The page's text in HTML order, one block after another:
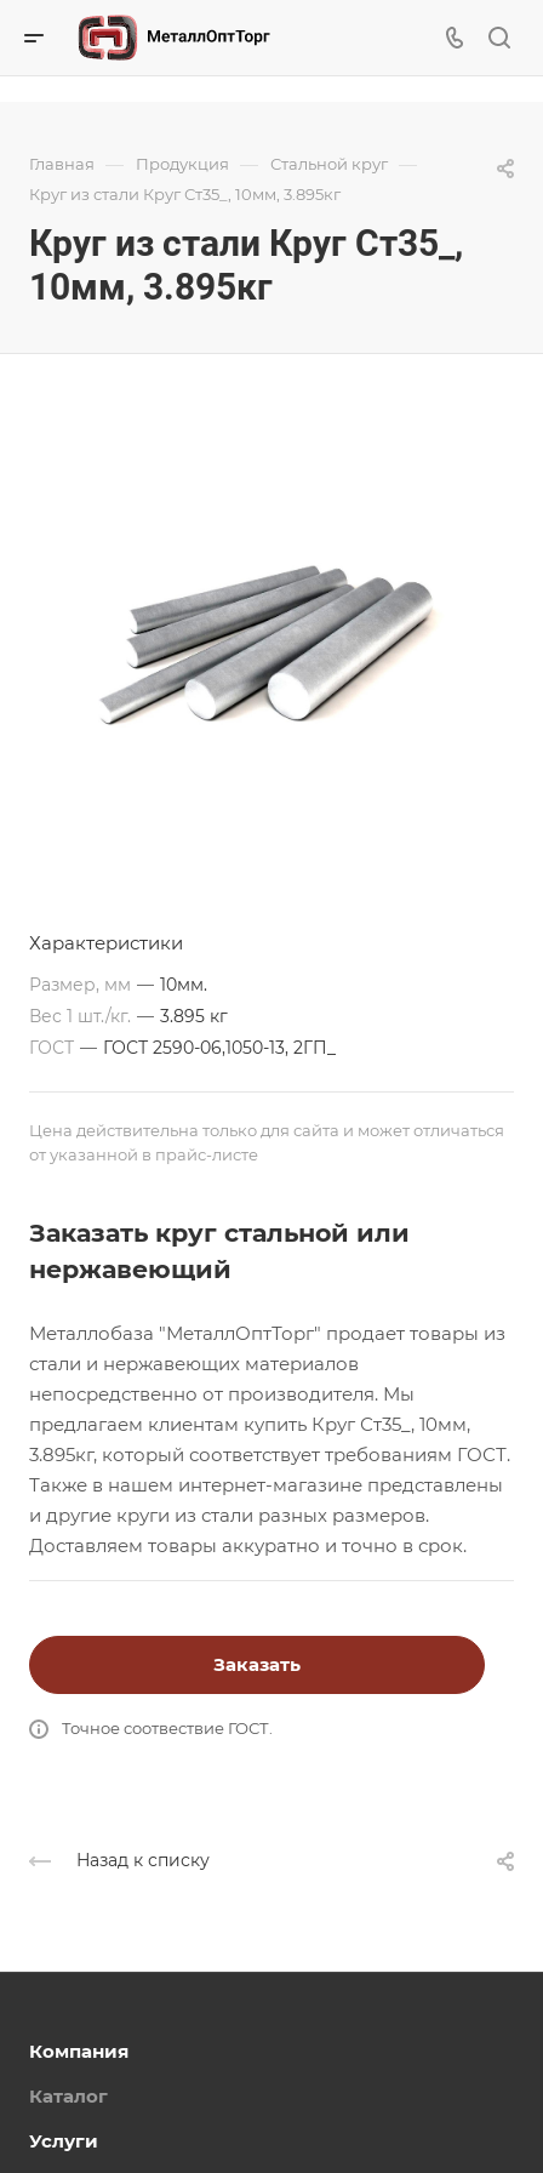
Главная — Продукция — Стальной круг —
Круг из стали Круг Ст35_, 10мм, 3.895кг
Круг из стали Круг Ст35_,
10мм, 3.895кг
Характеристики
Размер, мм — 10мм.
Вес 1 шт./кг. — 3.895 кг
ГОСТ — ГОСТ 2590-06,1050-13, 2ГП_
Цена действительна только для сайта и может отличаться
от указанной в прайс-листе
Заказать круг стальной или
нержавеющий
Металлобаза "МеталлОптТорг" продает товары из
стали и нержавеющих материалов
непосредственно от производителя. Мы
предлагаем клиентам купить Круг Ст35_, 10мм,
3.895кг, который соответствует требованиям ГОСТ.
Также в нашем интернет-магазине представлены
и другие круги из стали разных размеров.
Доставляем товары аккуратно и точно в срок.
Заказать
Точное соотвествие ГОСТ.
Назад к списку
Компания
Каталог
Услуги